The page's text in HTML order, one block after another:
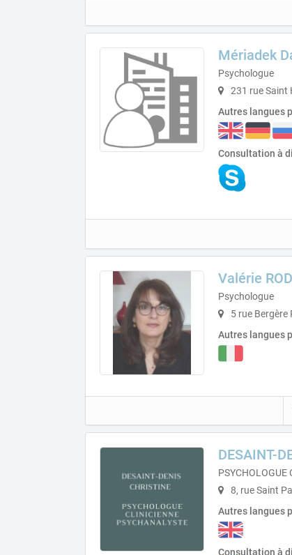
Mériadek
Psychologue
231 rue Saint
Autres langues
Consultation à
Valérie
Psychologue
5 rue
Autres langues
DESAINT-
PSYCHOLOGUE
8, rue Saint
Autres langues
Consultation à